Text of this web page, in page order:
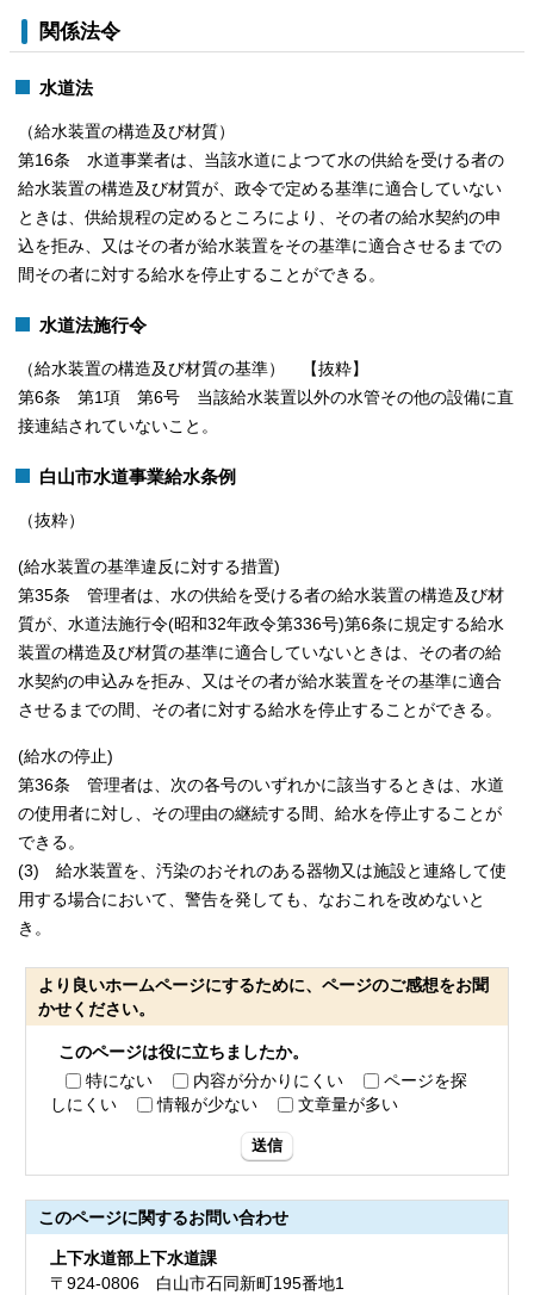
関係法令
水道法
（給水装置の構造及び材質）
第16条 水道事業者は、当該水道によつて水の供給を受ける者の
給水装置の構造及び材質が、政令で定める基準に適合していない
ときは、供給規程の定めるところにより、その者の給水契約の申
込を拒み、又はその者が給水装置をその基準に適合させるまでの
間その者に対する給水を停止することができる。
水道法施行令
（給水装置の構造及び材質の基準） 【抜粋】
第6条 第1項 第6号 当該給水装置以外の水管その他の設備に直
接連結されていないこと。
白山市水道事業給水条例
（抜粋）
(給水装置の基準違反に対する措置)
第35条 管理者は、水の供給を受ける者の給水装置の構造及び材
質が、水道法施行令(昭和32年政令第336号)第6条に規定する給水
装置の構造及び材質の基準に適合していないときは、その者の給
水契約の申込みを拒み、又はその者が給水装置をその基準に適合
させるまでの間、その者に対する給水を停止することができる。
(給水の停止)
第36条 管理者は、次の各号のいずれかに該当するときは、水道
の使用者に対し、その理由の継続する間、給水を停止することが
できる。
(3) 給水装置を、汚染のおそれのある器物又は施設と連絡して使
用する場合において、警告を発しても、なおこれを改めないと
き。
より良いホームページにするために、ページのご感想をお聞
かせください。
このページは役に立ちましたか。
特にない
内容が分かりにくい
ページを探
しにくい
情報が少ない 文章量が多い
送信
このページに関するお問い合わせ
上下水道部上下水道課
〒924-0806 白山市石同新町195番地1